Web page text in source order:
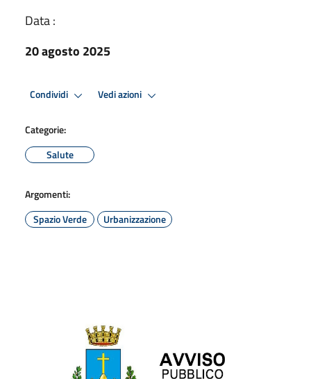
Data :
20 agosto 2025
Condividi Vedi azioni
Categorie:
Salute
Argomenti:
Spazio Verde
Urbanizzazione